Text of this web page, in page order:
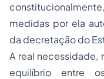
medidas por ela
da decretação do
A real necessidade,
equilíbrio entre